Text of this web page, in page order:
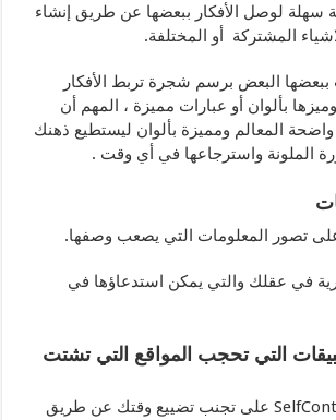
لوصل الأفكار ببعضها عن طريق إنشاء
المشتركة أو المختلفة.
البعض برسم شجرة تربط الأفكار
بألوان أو عبارات مميزة ، المهم أن
المعالم ومميزة بألوان ليستطيع ذهنك
الملونة واسترجاعها في أي وقت .
تصور المعلومات التي يصعب وصفها.
في عقلك والتي يمكن استدعاؤها في
التي تحجب المواقع التي تشتت
يساعدك تطبيق SelfControl على تجنب تضييع وقتك عن طريق